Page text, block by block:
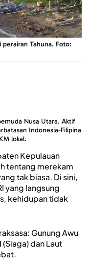
Tahuna. Foto:
Nusa Utara. Aktif
Indonesia-Filipina
lokal.
Kepulauan
tentang merekam
tak biasa. Di sini,
yang langsung
kehidupan tidak
Gunung Awu
dan Laut